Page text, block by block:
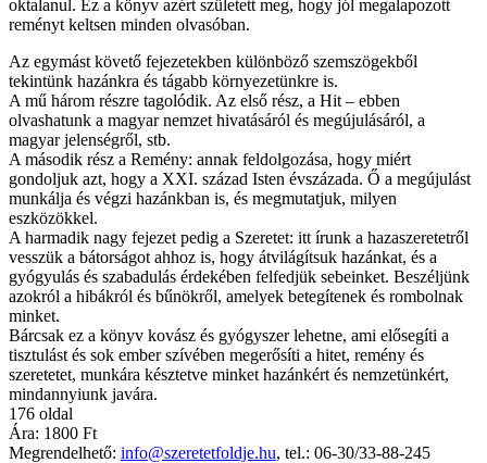
oktalanul. Ez a könyv azért született meg, hogy jól megalapozott
reményt keltsen minden olvasóban.
Az egymást követő fejezetekben különböző szemszögekből
tekintünk hazánkra és tágabb környezetünkre is.
A mű három részre tagolódik. Az első rész, a Hit – ebben
olvashatunk a magyar nemzet hivatásáról és megújulásáról, a
magyar jelenségről, stb.
A második rész a Remény: annak feldolgozása, hogy miért
gondoljuk azt, hogy a XXI. század Isten évszázada. Ő a megújulást
munkálja és végzi hazánkban is, és megmutatjuk, milyen
eszközökkel.
A harmadik nagy fejezet pedig a Szeretet: itt írunk a hazaszeretetről
vesszük a bátorságot ahhoz is, hogy átvilágítsuk hazánkat, és a
gyógyulás és szabadulás érdekében felfedjük sebeinket. Beszéljünk
azokról a hibákról és bűnökről, amelyek betegítenek és rombolnak
minket.
Bárcsak ez a könyv kovász és gyógyszer lehetne, ami elősegíti a
tisztulást és sok ember szívében megerősíti a hitet, remény és
szeretetet, munkára késztetve minket hazánkért és nemzetünkért,
mindannyiunk javára.
176 oldal
Ára: 1800 Ft
Megrendelhető: info@szeretetfoldje.hu, tel.: 06-30/33-88-245